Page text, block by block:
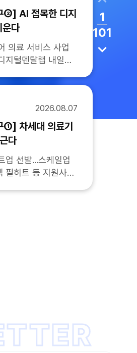
②] AI 접목한 디지
운다
의료 서비스 사업
지털덴탈랩 내일은
술을 접목한 김
2026.08.07
①] 차세대 의료기
다
업 선발...스케일업
필히트 등 지원사업
업이 김해에서
1
101